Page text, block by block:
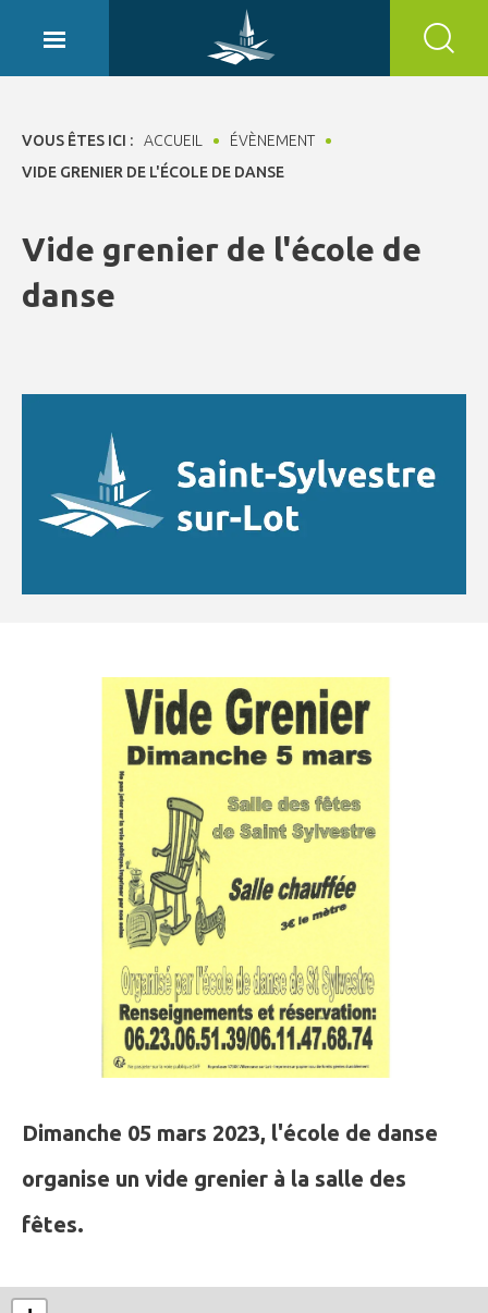
VOUS ÊTES ICI : ACCUEIL
ÉVÈNEMENT
VIDE GRENIER DE L'ÉCOLE DE DANSE
Vide grenier de l'école de
danse
Dimanche 05 mars 2023, l'école de danse
organise un vide grenier à la salle des
fêtes.
Panneau de gestion des cookies